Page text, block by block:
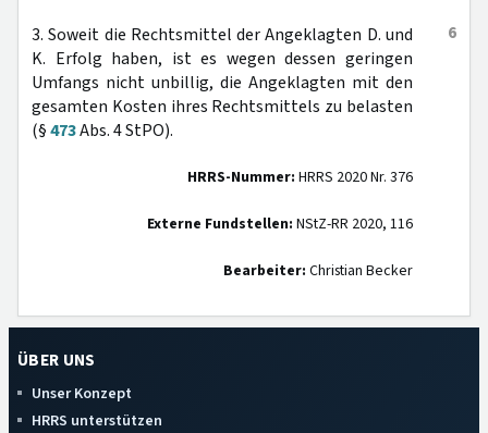
6
3. Soweit die Rechtsmittel der Angeklagten D. und
K. Erfolg haben, ist es wegen dessen geringen
Umfangs nicht unbillig, die Angeklagten mit den
gesamten Kosten ihres Rechtsmittels zu belasten
(§473Abs. 4 StPO).
HRRS-Nummer: HRRS 2020 Nr. 376
Externe Fundstellen: NStZ-RR 2020, 116
Bearbeiter: Christian Becker
ÜBER UNS
Unser Konzept
HRRS unterstützen